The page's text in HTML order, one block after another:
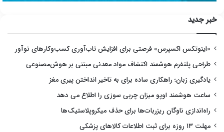
خبر جدید
«اینوتکس اکسپرس» فرصتی برای افزایش تاب‌آوری کسب‌وکارهای نوآور
طراحی پلتفرم هوشمند اکتشاف مواد معدنی مبتنی بر هوش‌مصنوعی
یادگیری زبان؛ راهکاری ساده برای به تاخیر انداختن پیری مغز
ساعت هوشمند اوپو میزان چربی سوزی را اطلاع می دهد
راه‌اندازی ناوگان ریزربات‌ها برای حذف میکروپلاستیک‌ها
مهلت ۱۳ روزه برای ثبت اطلاعات کالاهای پزشکی